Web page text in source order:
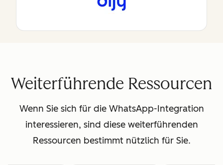
Weiterführende Ressourcen
Wenn Sie sich für die WhatsApp-Integration
interessieren, sind diese weiterführenden
Ressourcen bestimmt nützlich für Sie.